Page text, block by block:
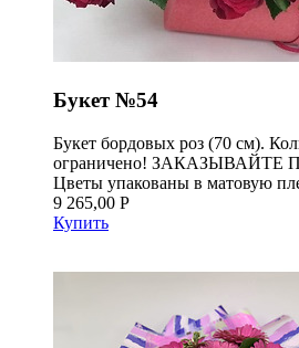
Букет №54
Букет бордовых роз (70 см).
ограничено!
Цветы упакованы в матовую
9 265,00 Р
Купить